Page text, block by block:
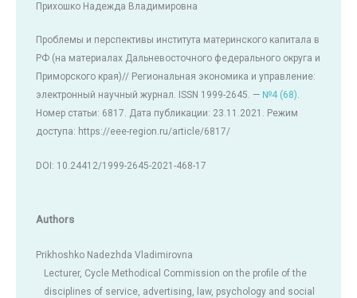
Прихошко Надежда Владимировна
Проблемы и перспективы института материнского капитала в
РФ (на материалах Дальневосточного федерального округа и
Приморского края)// Региональная экономика и управление:
электронный научный журнал. ISSN 1999-2645. — №4 (68).
Номер статьи: 6817. Дата публикации: 23.11.2021. Режим
доступа: https://eee-region.ru/article/6817/
DOI: 10.24412/1999-2645-2021-468-17
Authors
Prikhoshko Nadezhda Vladimirovna
Lecturer, Cycle Methodical Commission on the profile of the
disciplines of service, advertising, law, psychology and social